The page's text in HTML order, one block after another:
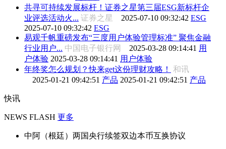
共寻可持续发展标杆！证券之星第三届ESG新标杆企
业评选活动火... 证券之星 2025-07-10 09:32:42 ESG
2025-07-10 09:32:42 ESG
易观千帆重磅发布“三度用户体验管理标准” 聚焦金融
行业用户... 中国电子银行网 2025-03-28 09:14:41 用
户体验 2025-03-28 09:14:41 用户体验
年终奖怎么规划？快来get这份理财攻略！
和讯
2025-01-21 09:42:51 产品 2025-01-21 09:42:51 产品
快讯
NEWS FLASH 更多
中阿（根廷）两国央行续签双边本币互换协议